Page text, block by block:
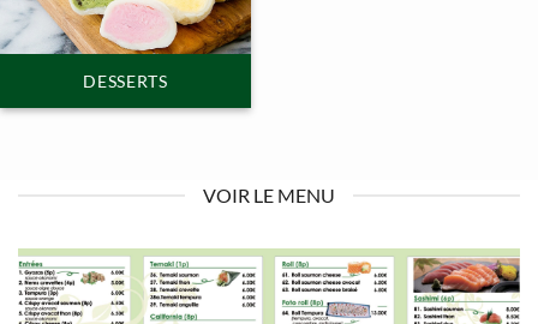
DESSERTS
VOIR LE MENU